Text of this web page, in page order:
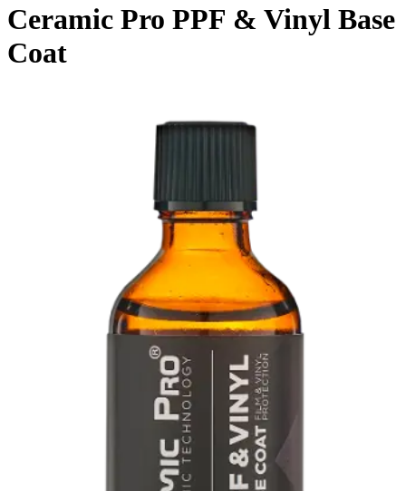
Ceramic Pro PPF & Vinyl Base
Coat